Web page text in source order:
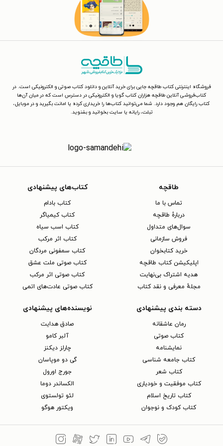
فروشگاه اینترنتی کتاب طاقچه جایی برای خرید آنلاین و دانلود کتاب صوتی و الکترونیکی است. در
کتاب‌فروشی آنلاین طاقچه هزاران کتاب گویا و الکترونیکی در دسترس است که در میان آن‌ها
کتاب رایگان هم وجود دارد. شما می‌توانید کتاب‌ها را خریداری کرده یا امانت بگیرید و در موبایل،
تبلت، رایانه یا سایت بخوانید و بشنوید.
طاقچه
تماس با ما
دربارهٔ طاقچه
سوال‌های متداول
فروش سازمانی
خرید کتابخوان
اپلیکیشن کتاب طاقچه
هدیه اشتراک بی‌نهایت
مجلهٔ معرفی و نقد کتاب
کتاب‌های پیشنهادی
کتاب بادام
کتاب کیمیاگر
کتاب اسب سیاه
کتاب اثر مرکب
کتاب سمفونی مردگان
کتاب صوتی ملت عشق
کتاب صوتی اثر مرکب
کتاب صوتی عادت‌های اتمی
دسته بندی پیشنهادی
رمان عاشقانه
کتاب‌ صوتی
نمایشنامه
کتاب جامعه شناسی
کتاب شعر
کتاب موفقیت و خودیاری
کتاب تاریخ اسلام
کتاب کودک و نوجوان
نویسنده‌های پیشنهادی
صادق هدایت
آلبر کامو
چارلز دیکنز
گی دو موپاسان
جورج اورول
الکساندر دوما
لئو تولستوی
ویکتور هوگو